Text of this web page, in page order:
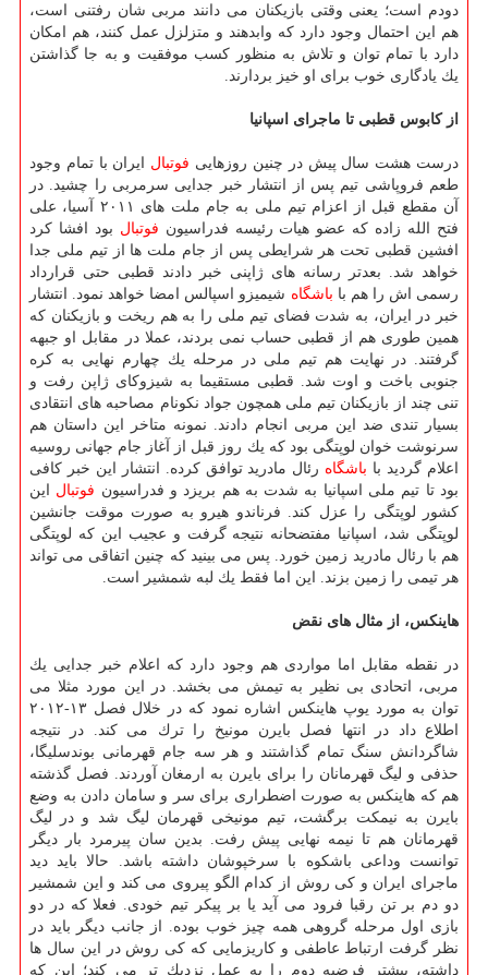
دودم است؛ یعنی وقتی بازیكنان می دانند مربی شان رفتنی است،
هم این احتمال وجود دارد كه وابدهند و متزلزل عمل كنند، هم امكان
دارد با تمام توان و تلاش به منظور كسب موفقیت و به جا گذاشتن
یك یادگاری خوب برای او خیز بردارند.
از كابوس قطبی تا ماجرای اسپانیا
درست هشت سال پیش در چنین روزهایی فوتبال ایران با تمام وجود
طعم فروپاشی تیم پس از انتشار خبر جدایی سرمربی را چشید. در
آن مقطع قبل از اعزام تیم ملی به جام ملت های ۲۰۱۱ آسیا، علی
فتح الله زاده كه عضو هیات رئیسه فدراسیون فوتبال بود افشا كرد
افشین قطبی تحت هر شرایطی پس از جام ملت ها از تیم ملی جدا
خواهد شد. بعدتر رسانه های ژاپنی خبر دادند قطبی حتی قرارداد
رسمی اش را هم با باشگاه شیمیزو اسپالس امضا خواهد نمود. انتشار
خبر در ایران، به شدت فضای تیم ملی را به هم ریخت و بازیكنان كه
همین طوری هم از قطبی حساب نمی بردند، عملا در مقابل او جبهه
گرفتند. در نهایت هم تیم ملی در مرحله یك چهارم نهایی به كره
جنوبی باخت و اوت شد. قطبی مستقیما به شیزوكای ژاپن رفت و
تنی چند از بازیكنان تیم ملی همچون جواد نكونام مصاحبه های انتقادی
بسیار تندی ضد این مربی انجام دادند. نمونه متاخر این داستان هم
سرنوشت خوان لوپتگی بود كه یك روز قبل از آغاز جام جهانی روسیه
اعلام گردید با باشگاه رئال مادرید توافق كرده. انتشار این خبر كافی
بود تا تیم ملی اسپانیا به شدت به هم بریزد و فدراسیون فوتبال این
كشور لوپتگی را عزل كند. فرناندو هیرو به صورت موقت جانشین
لوپتگی شد، اسپانیا مفتضحانه نتیجه گرفت و عجیب این كه لوپتگی
هم با رئال مادرید زمین خورد. پس می بینید كه چنین اتفاقی می تواند
هر تیمی را زمین بزند. این اما فقط یك لبه شمشیر است.
هاینكس، از مثال های نقض
در نقطه مقابل اما مواردی هم وجود دارد كه اعلام خبر جدایی یك
مربی، اتحادی بی نظیر به تیمش می بخشد. در این مورد مثلا می
توان به مورد یوپ هاینكس اشاره نمود كه در خلال فصل ۱۳-۲۰۱۲
اطلاع داد در انتها فصل بایرن مونیخ را ترك می كند. در نتیجه
شاگردانش سنگ تمام گذاشتند و هر سه جام قهرمانی بوندسلیگا،
حذفی و لیگ قهرمانان را برای بایرن به ارمغان آوردند. فصل گذشته
هم كه هاینكس به صورت اضطراری برای سر و سامان دادن به وضع
بایرن به نیمكت برگشت، تیم مونیخی قهرمان لیگ شد و در لیگ
قهرمانان هم تا نیمه نهایی پیش رفت. بدین سان پیرمرد بار دیگر
توانست وداعی باشكوه با سرخپوشان داشته باشد. حالا باید دید
ماجرای ایران و كی روش از كدام الگو پیروی می كند و این شمشیر
دو دم بر تن رقبا فرود می آید یا بر پیكر تیم خودی. فعلا كه در دو
بازی اول مرحله گروهی همه چیز خوب بوده. از جانب دیگر باید در
نظر گرفت ارتباط عاطفی و كاریزمایی كه كی روش در این سال ها
داشته، بیشتر فرضیه دوم را به عمل نزدیك تر می كند؛ این كه